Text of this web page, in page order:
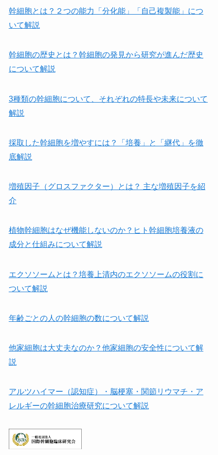
幹細胞とは？２つの能力「分化能」「自己複製能」につ
いて解説
幹細胞の歴史とは？幹細胞の発見から研究が進んだ歴史
について解説
3種類の幹細胞について、それぞれの特長や未来について
解説
採取した幹細胞を増やすには？「培養」と「継代」を徹
底解説
増殖因子（グロスファクター）とは？ 主な増殖因子を紹
介
植物幹細胞はなぜ機能しないのか？ヒト幹細胞培養液の
成分と仕組みについて解説
エクソソームとは？培養上清内のエクソソームの役割に
ついて解説
年齢ごとの人の幹細胞の数について解説
他家細胞は⼤丈夫なのか？他家細胞の安全性について解
説
アルツハイマー（認知症）・脳梗塞・関節リウマチ・ア
レルギーの幹細胞治療研究について解説